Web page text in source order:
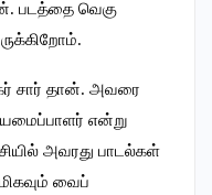
படத்தை வெகு
சார் தான். அவரை
என்று
அவரது பாடல்கள்
வைப்